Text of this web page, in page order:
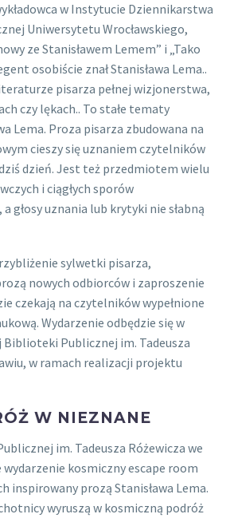
w Instytucie Dziennikarstwa
Uniwersytetu Wrocławskiego,
ze Stanisławem Lemem” i „Tako
osobiście znał Stanisława Lema..
pisarza pełnej wizjonerstwa,
czy lękach.. To stałe tematy
Lema. Proza pisarza zbudowana na
cieszy się uznaniem czytelników
dzień. Jest też przedmiotem wielu
i ciągłych sporów
głosy uznania lub krytyki nie słabną
sylwetki pisarza,
nowych odbiorców i zaproszenie
czekają na czytelników wypełnione
Wydarzenie odbędzie się w
Publicznej im. Tadeusza
w ramach realizacji projektu
W NIEZNANE
im. Tadeusza Różewicza we
wydarzenie kosmiczny escape room
inspirowany prozą Stanisława Lema.
wyruszą w kosmiczną podróż